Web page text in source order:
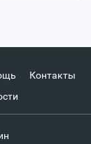
Контакты